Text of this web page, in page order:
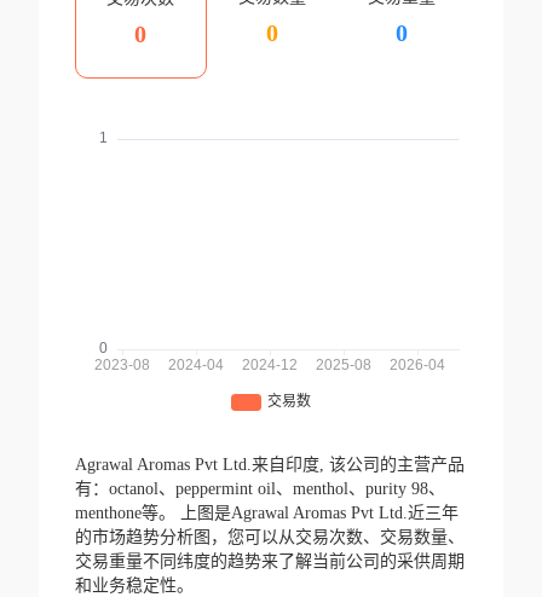
0 0 0
Agrawal Aromas Pvt Ltd.来自印度, 该公司的主营产品
有：octanol、peppermint oil、menthol、purity 98、
menthone等。
上图是Agrawal Aromas Pvt Ltd.近三年
的市场趋势分析图，您可以从交易次数、交易数量、
交易重量不同纬度的趋势来了解当前公司的采供周期
和业务稳定性。